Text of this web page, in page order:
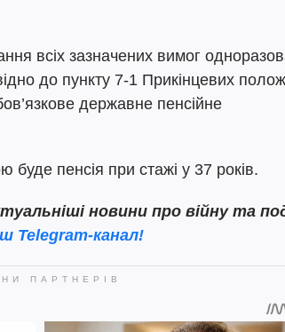
всіх зазначених вимог
до пункту 7-1 Прикінцевих
державне пенсійне
буде пенсія при стажі у 37 років.
новини про війну та
Telegram-канал!